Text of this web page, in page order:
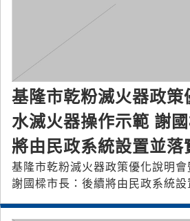
基隆市乾粉滅火器政策
水滅火器操作示範 謝
將由民政系統設置並落
基隆市乾粉滅火器政策優化說明
謝國樑市長：後續將由民政系統